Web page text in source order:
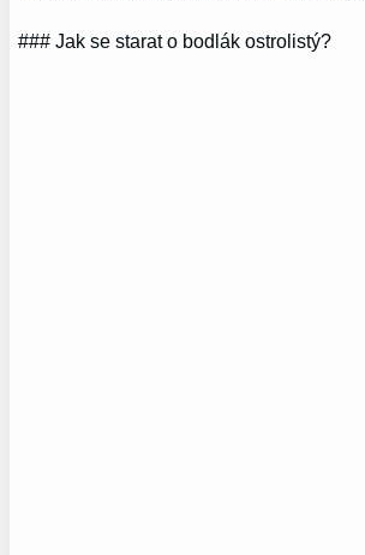
### Jak se starat o bodlák ostrolistý?